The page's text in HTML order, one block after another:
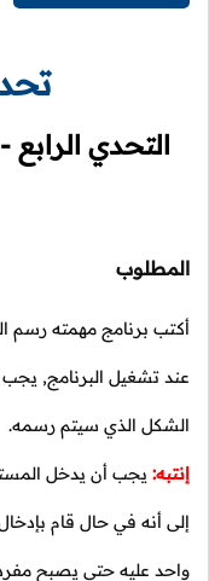
التحدي الرابع
المطلوب
أكتب برنامج مهمته رسم
عند تشغيل البرنامج,
الشكل الذي سيتم رسمه.
إنتبه: يجب أن يدخل
إلى أنه في حال قام
واحد عليه حتى يصبح